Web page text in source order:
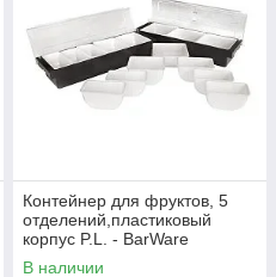
Контейнер для фруктов, 5
отделений,пластиковый
корпус P.L. - BarWare
В наличии